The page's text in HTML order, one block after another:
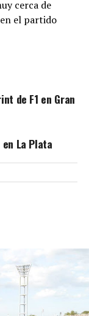
cerca de
el partido
de F1 en Gran
La Plata